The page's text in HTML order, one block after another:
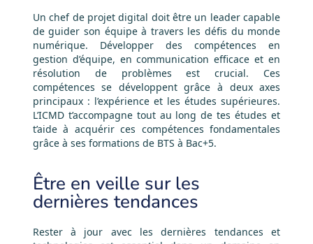
Un chef de projet digital doit être un leader capable
de guider son équipe à travers les défis du monde
numérique. Développer des compétences en
gestion d’équipe, en communication efficace et en
résolution de problèmes est crucial. Ces
compétences se développent grâce à deux axes
principaux : l’expérience et les études supérieures.
L’ICMD t’accompagne tout au long de tes études et
t’aide à acquérir ces compétences fondamentales
grâce à ses formations de BTS à Bac+5.
Être en veille sur les
dernières tendances
Rester à jour avec les dernières tendances et